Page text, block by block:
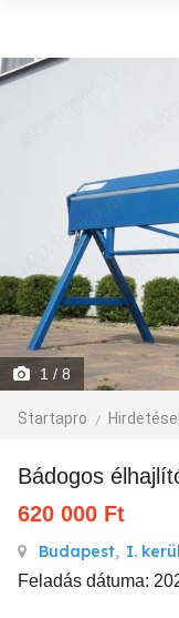
1 / 8
Startapro
Bádogos
620 000 Ft
Budapest, I.
Feladás dátuma: